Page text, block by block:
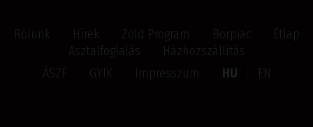
Rólunk Hírek Zöld Program Borpiac
Étlap
Asztalfoglalás
Házhozszállítás
ÁSZF
GYIK Impresszum HU EN